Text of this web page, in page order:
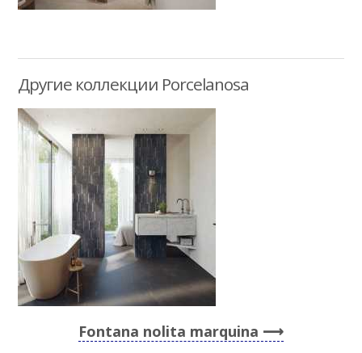
Другие коллекции Porcelanosa
Fontana nolita marquina